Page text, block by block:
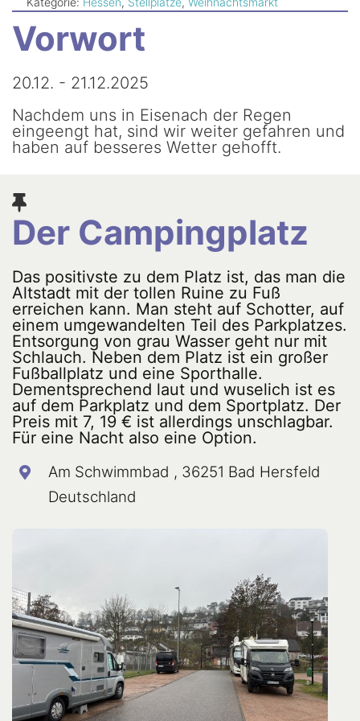
Vorwort
20.12. - 21.12.2025
Nachdem uns in Eisenach der Regen
eingeengt hat, sind wir weiter gefahren und
haben auf besseres Wetter gehofft.
Der Campingplatz
Das positivste zu dem Platz ist, das man die
Altstadt mit der tollen Ruine zu Fuß
erreichen kann. Man steht auf Schotter, auf
einem umgewandelten Teil des Parkplatzes.
Entsorgung von grau Wasser geht nur mit
Schlauch. Neben dem Platz ist ein großer
Fußballplatz und eine Sporthalle.
Dementsprechend laut und wuselich ist es
auf dem Parkplatz und dem Sportplatz. Der
Preis mit 7, 19 € ist allerdings unschlagbar.
Für eine Nacht also eine Option.
Am Schwimmbad , 36251 Bad Hersfeld
Deutschland